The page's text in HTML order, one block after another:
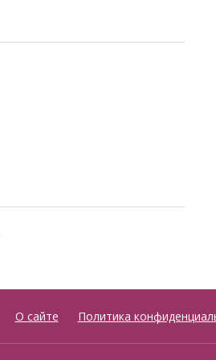
О сайте Политика